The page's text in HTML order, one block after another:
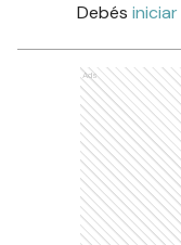
Debés
Ads